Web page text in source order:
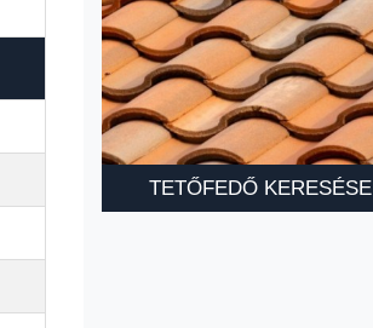
TETŐFEDŐ KERESÉSE